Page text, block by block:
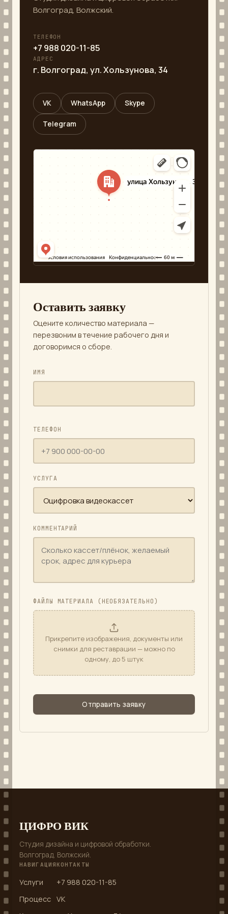
Волгоград, Волжский.
ТЕЛЕФОН
+7 988 020-11-85
АДРЕС
г. Волгоград, ул. Хользунова, 34
VK WhatsApp Skype
Telegram
Оставить заявку
Оцените количество материала —
перезвоним в течение рабочего дня и
договоримся о сборе.
ИМЯ
ТЕЛЕФОН
УСЛУГА
КОММЕНТАРИЙ
ФАЙЛЫ МАТЕРИАЛА (НЕОБЯЗАТЕЛЬНО)
Прикрепите изображения, документы или
снимки для реставрации — можно по
одному, до 5 штук
Отправить заявку
ЦИФРО ВИК
Студия дизайна и цифровой обработки.
Волгоград, Волжский.
НАВИГАЦИЯ
Услуги
Процесс
КОНТАКТЫ
+7 988 020-11-85
VK